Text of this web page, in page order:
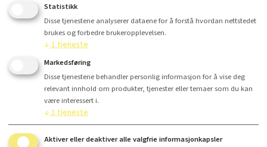
Kr 15 450,-
Statistikk
Disse tjenestene analyserer dataene for å forstå hvordan nettstedet
brukes og forbedre brukeropplevelsen.
↓ 1tjeneste
Markedsføring
Disse tjenestene behandler personlig informasjon for å vise deg
relevant innhold om produkter, tjenester eller temaer som du kan
være interessert i.
↓ 1 tjeneste
Aktiver eller deaktiver alle valgfrie informasjonkapsler